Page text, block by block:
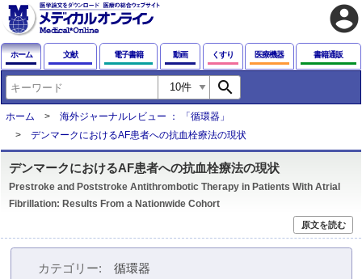
account_circle
ホーム 文献 電子書籍 動画 くすり 医療機器 書籍通販
search
ホーム
海外ジャーナルレビュー ： 「循環器」
デンマークにおけるAF患者への抗血栓療法の現状
デンマークにおけるAF患者への抗血栓療法の現状
Prestroke and Poststroke Antithrombotic Therapy in Patients With Atrial
Fibrillation: Results From a Nationwide Cohort
原文を読む
カテゴリー
循環器